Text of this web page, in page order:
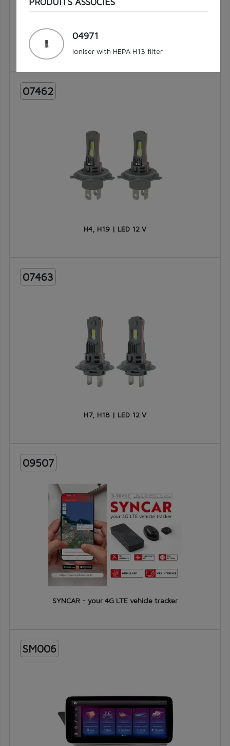
Modèle de feu LED
Voltage [V] 12
07462
H4, H19 | LED 12 V
07463
H7, H18 | LED 12 V
09507
SYNCAR - your 4G LTE vehicle tracker
SM006
∙ Particle: (PM2,5 CADR) 70m3/h
∙ Colour Black
∙ Power 12V
∙ Dimensions: 36,5x7x18 cm
04971
Ioniser with HEPA H13 filter